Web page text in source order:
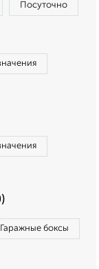
Посуточно
Гаражные боксы